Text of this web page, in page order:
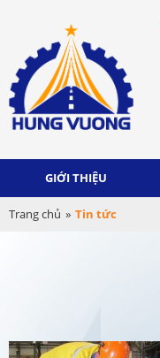
GIỚI THIỆU
Trang chủ » Tin tức